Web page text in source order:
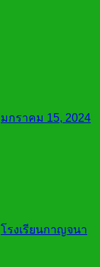
มกราคม 15, 2024
โรงเรียนกาญจนา